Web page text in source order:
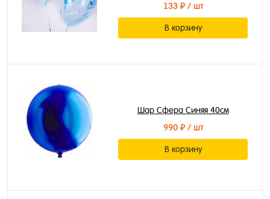
133 ₽/ шт
В корзину
Шар Сфера Синяя 40см
990 ₽/ шт
В корзину